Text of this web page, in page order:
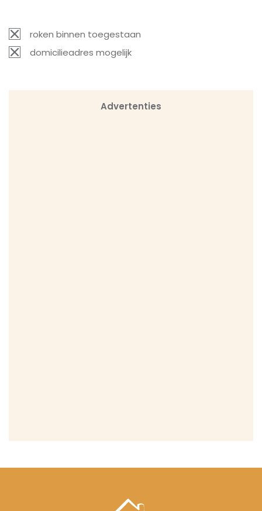
roken binnen toegestaan
domicilieadres mogelijk
Advertenties